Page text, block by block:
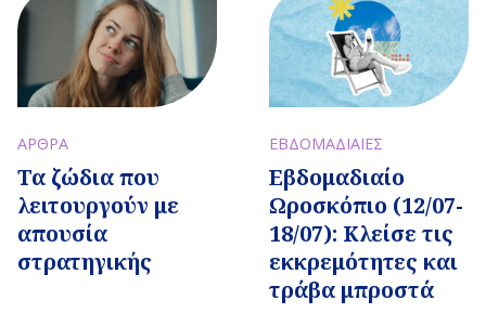
ΑΡΘΡΑ
Τα ζώδια που
λειτουργούν με
απουσία
στρατηγικής
ΕΒΔΟΜΑΔΙΑΙΕΣ
Εβδομαδιαίo
Ωροσκόπιο (12/07-
18/07): Κλείσε τις
εκκρεμότητες και
τράβα μπροστά